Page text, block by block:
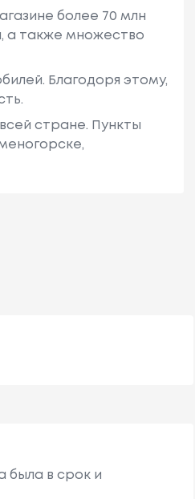
более 70 млн
а также множество
Благодоря этому,
стране. Пункты
была в срок и